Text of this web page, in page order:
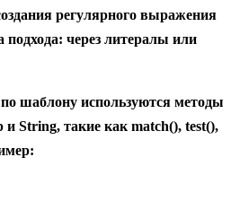
регулярного выражения
подхода: через литералы или
шаблону используются методы
и String, такие как match(), test(),